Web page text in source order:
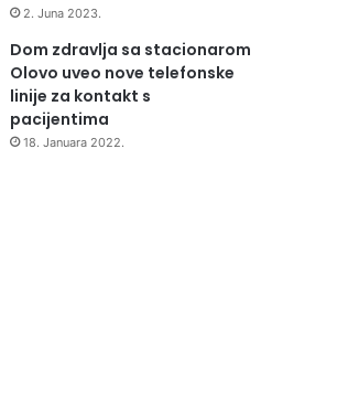
2. Juna 2023.
Dom zdravlja sa stacionarom
Olovo uveo nove telefonske
linije za kontakt s
pacijentima
18. Januara 2022.